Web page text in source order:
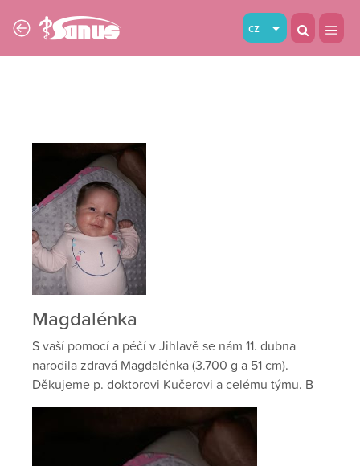
cz
Magdalénka
S vaší pomocí a péčí v Jihlavě se nám 11. dubna
narodila zdravá Magdalénka (3.700 g a 51 cm).
Děkujeme p. doktorovi Kučerovi a celému týmu. B